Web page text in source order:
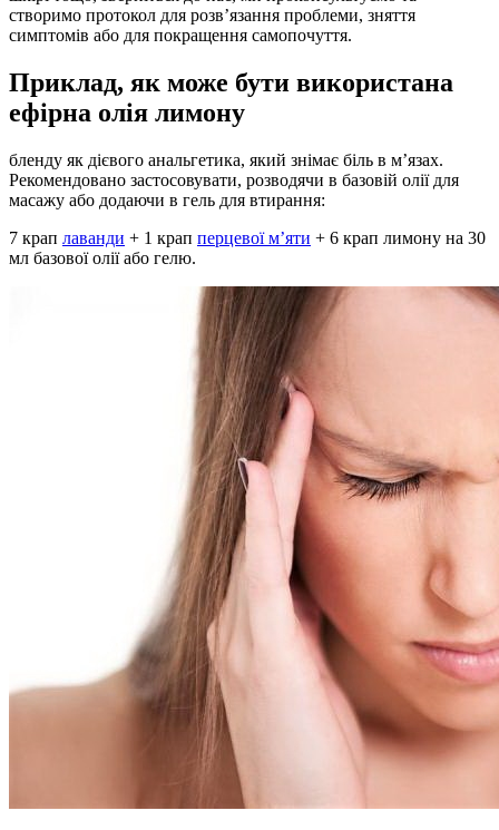
створимо протокол для розв’язання проблеми, зняття
симптомів або для покращення самопочуття.
Приклад, як може бути використана
ефірна олія лимону
бленду як дієвого анальгетика, який знімає біль в м’язах.
Рекомендовано застосовувати, розводячи в базовій олії для
масажу або додаючи в гель для втирання:
7 крап лаванди + 1 крап перцевої м’яти + 6 крап лимону на 30
мл базової олії або гелю.